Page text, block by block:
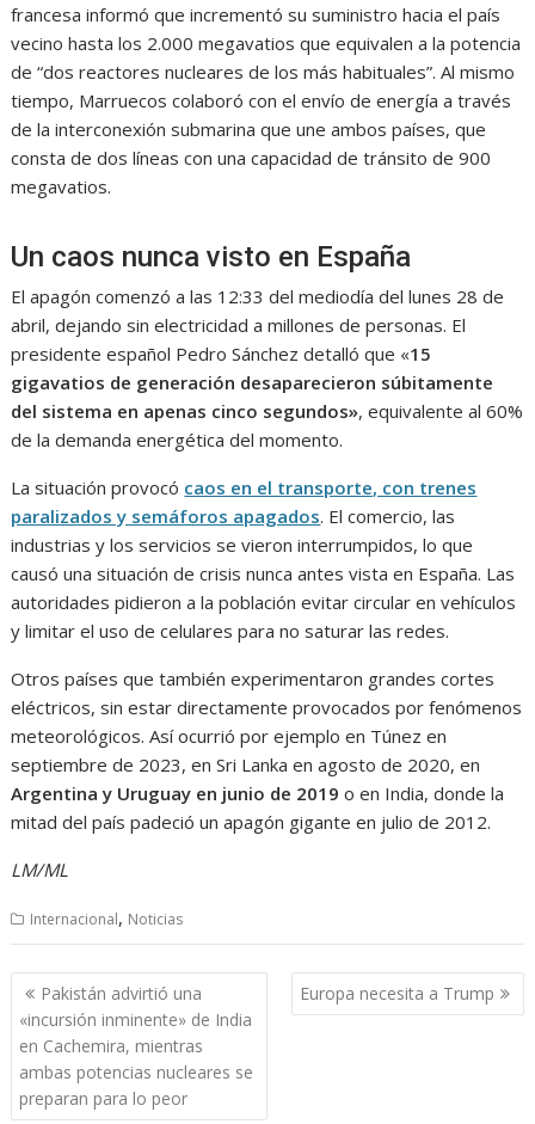
francesa informó que incrementó su suministro hacia el país
vecino hasta los 2.000 megavatios que equivalen a la potencia
de “dos reactores nucleares de los más habituales”. Al mismo
tiempo, Marruecos colaboró con el envío de energía a través
de la interconexión submarina que une ambos países, que
consta de dos líneas con una capacidad de tránsito de 900
megavatios.
Un caos nunca visto en España
El apagón comenzó a las 12:33 del mediodía del lunes 28 de
abril, dejando sin electricidad a millones de personas. El
presidente español Pedro Sánchez detalló que «15
gigavatios de generación desaparecieron súbitamente
del sistema en apenas cinco segundos», equivalente al 60%
de la demanda energética del momento.
La situación provocó caos en el transporte, con trenes
paralizados y semáforos apagados. El comercio, las
industrias y los servicios se vieron interrumpidos, lo que
causó una situación de crisis nunca antes vista en España. Las
autoridades pidieron a la población evitar circular en vehículos
y limitar el uso de celulares para no saturar las redes.
Otros países que también experimentaron grandes cortes
eléctricos, sin estar directamente provocados por fenómenos
meteorológicos. Así ocurrió por ejemplo en Túnez en
septiembre de 2023, en Sri Lanka en agosto de 2020, en
Argentina y Uruguay en junio de 2019 o en India, donde la
mitad del país padeció un apagón gigante en julio de 2012.
LM/ML
Internacional, Noticias
Navegación
de
entradas
Pakistán advirtió una
«incursión inminente» de India
en Cachemira, mientras
ambas potencias nucleares se
preparan para lo peor
Europa necesita a Trump